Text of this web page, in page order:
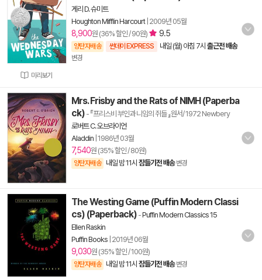
미리보기
게리 D. 슈미트
Houghton Mifflin Harcourt| 2009년 05월
8,900원 (36% 할인 / 90원) 9.5
양탄자배송 썬데이 EXPRESS 내일 (월) 아침 7시 출근전 배송
변경
Mrs. Frisby and the Rats of NIMH (Paperba
ck) - 『프리스비 부인과 니임의 쥐들 』원서/ 1972 Newbery
로버트 C. 오브라이언
Aladdin 1986년 03월
7,540원 (35% 할인 / 80원)
양탄자배송 내일 밤 11시 잠들기전 배송 변경
The Westing Game (Puffin Modern Classi
cs) (Paperback) -Puffin Modern Classics 15
Ellen Raskin
Puffin Books 2019년 06월
9,030원 (35% 할인 / 100원)
양탄자배송 내일 밤 11시 잠들기전 배송 변경